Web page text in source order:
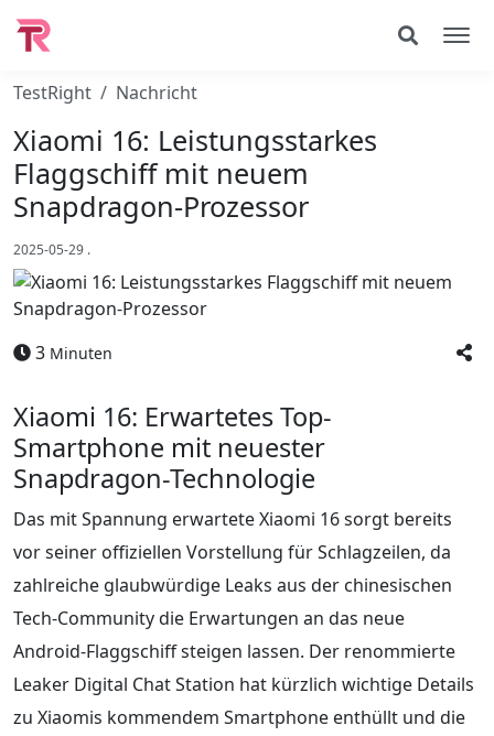
TestRight Nachricht
Xiaomi 16: Leistungsstarkes
Flaggschiff mit neuem
Snapdragon-Prozessor
2025-05-29 .
3 Minuten
Xiaomi 16: Erwartetes Top-
Smartphone mit neuester
Snapdragon-Technologie
Das mit Spannung erwartete Xiaomi 16 sorgt bereits
vor seiner offiziellen Vorstellung für Schlagzeilen, da
zahlreiche glaubwürdige Leaks aus der chinesischen
Tech-Community die Erwartungen an das neue
Android-Flaggschiff steigen lassen. Der renommierte
Leaker Digital Chat Station hat kürzlich wichtige Details
zu Xiaomis kommendem Smartphone enthüllt und die